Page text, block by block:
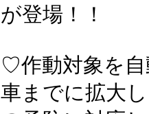
が登場！！
♡作動対象を
車までに拡大